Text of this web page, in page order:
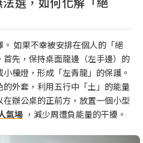
如果不幸被安排在個人的「絕
先，保持桌面龍邊（左手邊）的
檯燈，形成「左青龍」的保護。
外套，利用五行中「土」的能量
辦公桌的正前方，放置一個小型
氣場 ，減少周遭負能量的干擾。